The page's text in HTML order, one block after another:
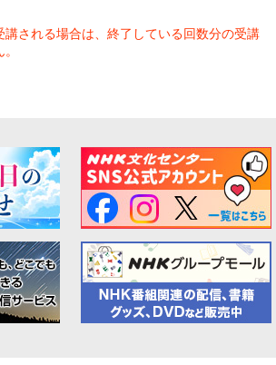
講される場合は、終了している回数分の受講